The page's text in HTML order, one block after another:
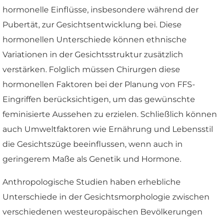
hormonelle Einflüsse, insbesondere während der
Pubertät, zur Gesichtsentwicklung bei. Diese
hormonellen Unterschiede können ethnische
Variationen in der Gesichtsstruktur zusätzlich
verstärken. Folglich müssen Chirurgen diese
hormonellen Faktoren bei der Planung von FFS-
Eingriffen berücksichtigen, um das gewünschte
feminisierte Aussehen zu erzielen. Schließlich können
auch Umweltfaktoren wie Ernährung und Lebensstil
die Gesichtszüge beeinflussen, wenn auch in
geringerem Maße als Genetik und Hormone.
Anthropologische Studien haben erhebliche
Unterschiede in der Gesichtsmorphologie zwischen
verschiedenen westeuropäischen Bevölkerungen